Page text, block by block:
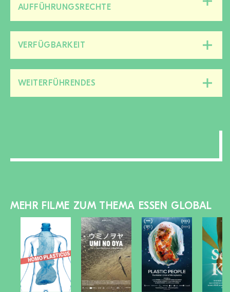
AUFFÜHRUNGSRECHTE
VERFÜGBARKEIT
Bereich
zu-/aufklappen
WEITERFÜHRENDES
Bereich
MEHR FILME ZUM THEMA ESSEN GLOBAL